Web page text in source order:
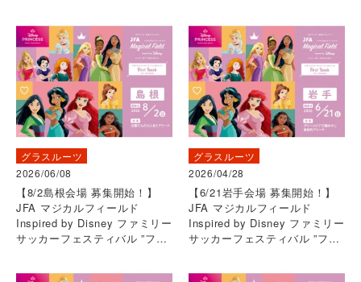
グラスルーツ
2026/06/08
【8/2島根会場 募集開始！】
JFA マジカルフィールド
Inspired by Disney ファミリー
サッカーフェスティバル ”ファ
グラスルーツ
2026/04/28
【6/21岩手会場 募集開始！】
JFA マジカルフィールド
Inspired by Disney ファミリー
サッカーフェスティバル ”ファ